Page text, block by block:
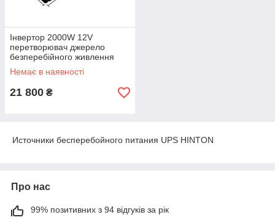
Інвертор 2000W 12V
перетворювач джерело
безперебійного живлення
ДБЖ UPS код товару 111120
Немає в наявності
21 800 ₴
Источники бесперебойного питания UPS HINTON
Про нас
99% позитивних з 94 відгуків за рік